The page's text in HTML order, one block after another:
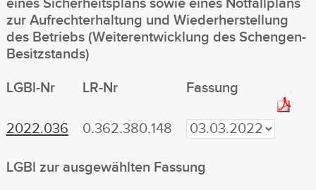
eines Sicherheitsplans sowie eines Notfallplans
zur Aufrechterhaltung und Wiederherstellung
des Betriebs (Weiterentwicklung des Schengen-
Besitzstands)
LGBl-Nr LR-Nr Fassung
2022.036 0.362.380.148
LGBl zur ausgewählten Fassung